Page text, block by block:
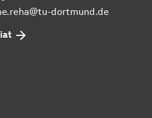
dortmund.de